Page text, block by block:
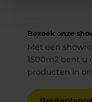
Bezoek onze
Met een
1500m2 bent u
producten in